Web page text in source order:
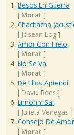
Besos En Guerra
[ Morat ]
Chachacha
[ Jósean Log ]
Amor Con Hielo
[ Morat ]
No Se Va
[ Morat ]
De Ellos Aprendí
[ David Rees ]
Limon Y Sal
[ Julieta Venegas ]
Consejo De Amor
[ Morat ]